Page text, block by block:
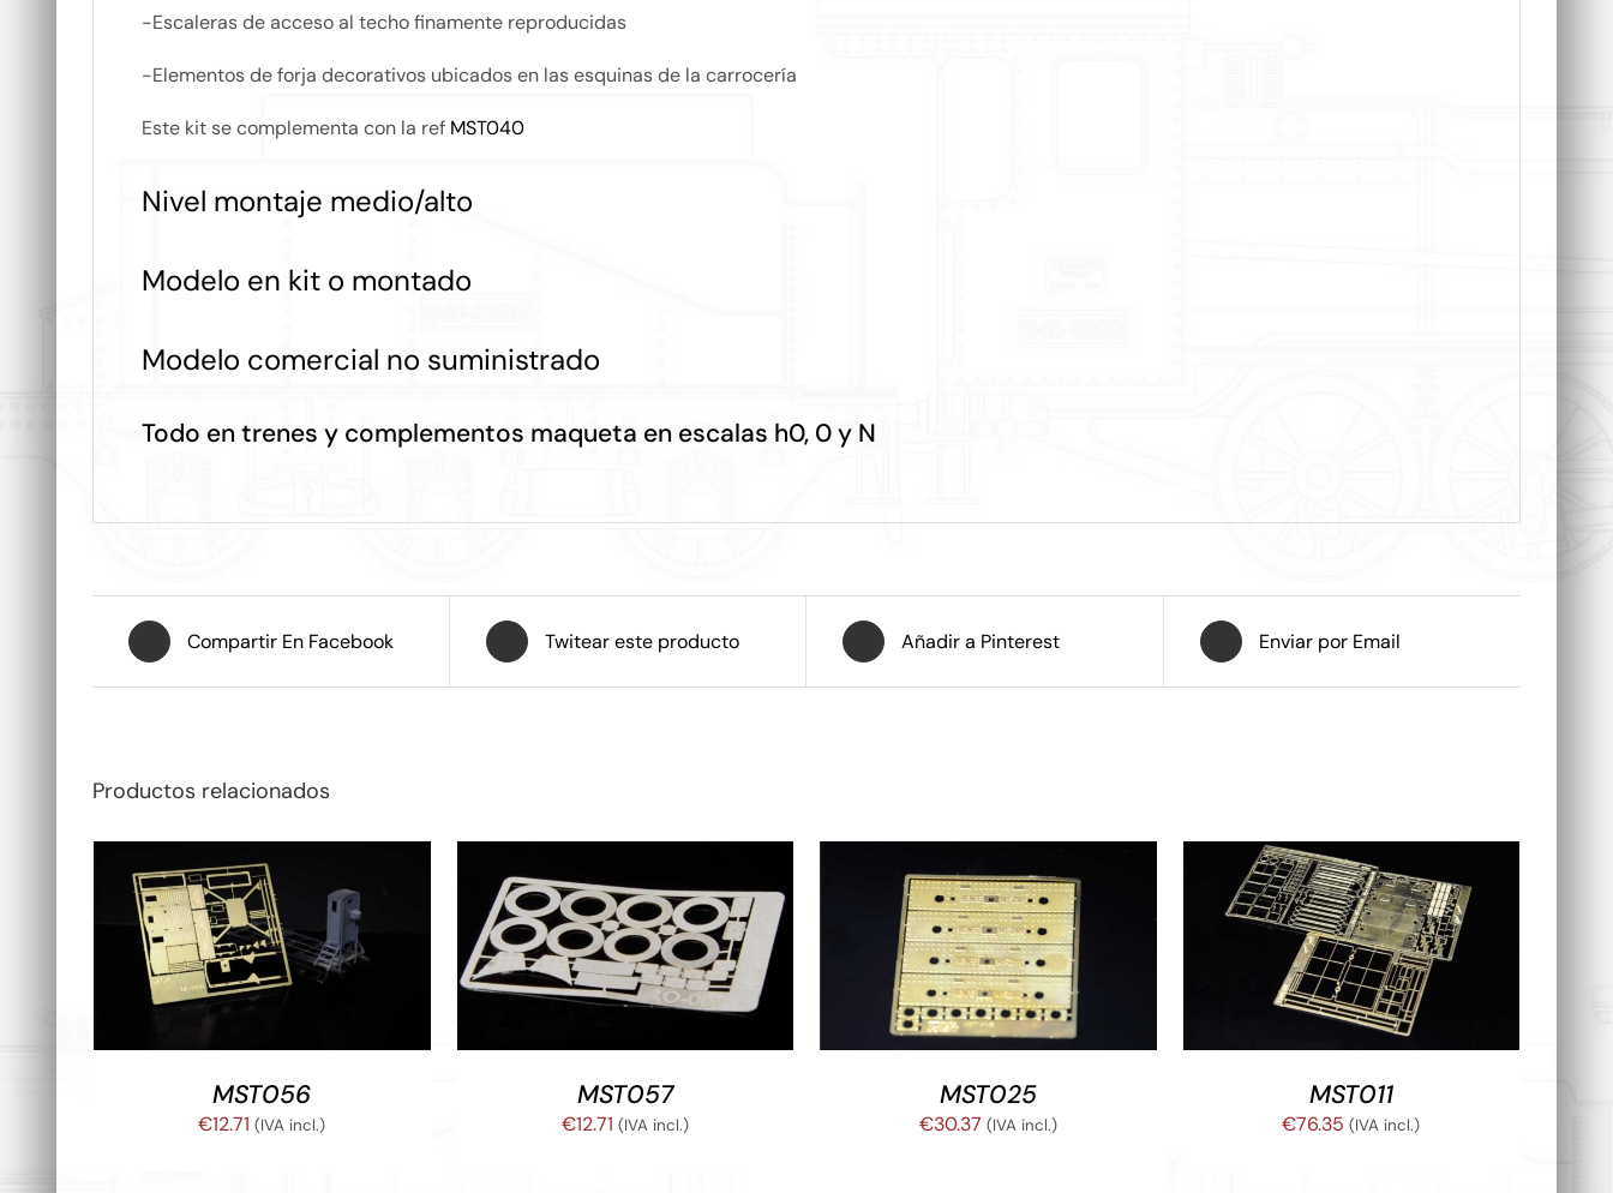
-Escaleras de acceso al techo finamente reproducidas
-Elementos de forja decorativos ubicados en las esquinas de la carrocería
Este kit se complementa con la ref MST040
Nivel montaje medio/alto
Modelo en kit o montado
Modelo comercial no suministrado
Todo en trenes y complementos maqueta en escalas h0, 0 y N
Compartir En Facebook Twitear este producto Añadir a Pinterest Enviar por Email
Productos relacionados
AÑADIR AL CARRITO / DETALLES
MST056
€12.71 (IVA incl.)
AÑADIR AL CARRITO / DETALLES
MST057
€12.71 (IVA incl.)
AÑADIR AL CARRITO / DETALLES
MST025
€30.37 (IVA incl.)
AÑADIR AL CARRITO / DETALLES
MST011
€76.35 (IVA incl.)